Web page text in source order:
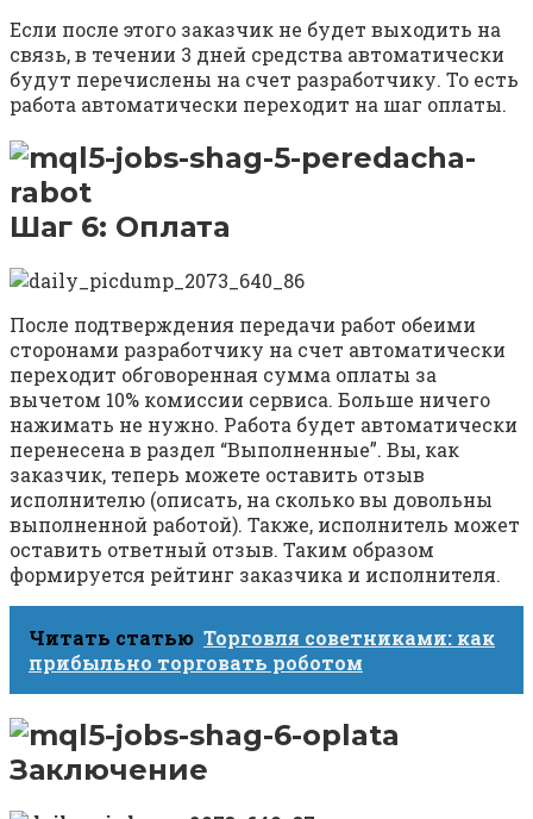
Если после этого заказчик не будет выходить на
связь, в течении 3 дней средства автоматически
будут перечислены на счет разработчику. То есть
работа автоматически переходит на шаг оплаты.
Шаг 6: Оплата
После подтверждения передачи работ обеими
сторонами разработчику на счет автоматически
переходит обговоренная сумма оплаты за
вычетом 10% комиссии сервиса. Больше ничего
нажимать не нужно. Работа будет автоматически
перенесена в раздел “Выполненные”. Вы, как
заказчик, теперь можете оставить отзыв
исполнителю (описать, на сколько вы довольны
выполненной работой). Также, исполнитель может
оставить ответный отзыв. Таким образом
формируется рейтинг заказчика и исполнителя.
Читать статью Торговля советниками: как
прибыльно торговать роботом
Заключение